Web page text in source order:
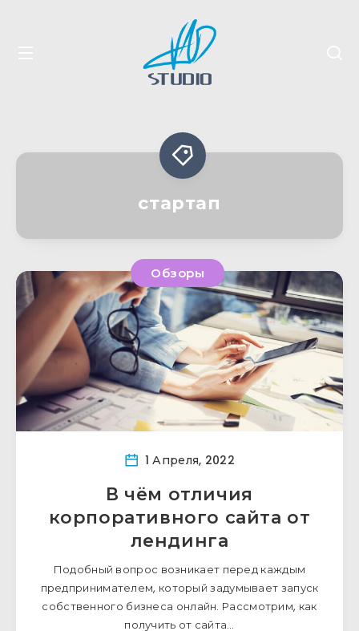
стартап
Обзоры
1 Апреля, 2022
В чём отличия
корпоративного сайта от
лендинга
Подобный вопрос возникает перед каждым
предпринимателем, который задумывает запуск
собственного бизнеса онлайн. Рассмотрим, как
получить от сайта…